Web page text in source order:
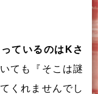
ているのはKさ
ても『そこは謎
くれませんでし